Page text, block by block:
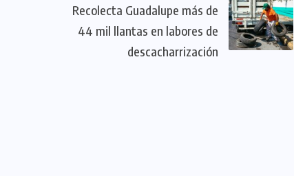
Recolecta Guadalupe más de
44 mil llantas en labores de
descacharrización